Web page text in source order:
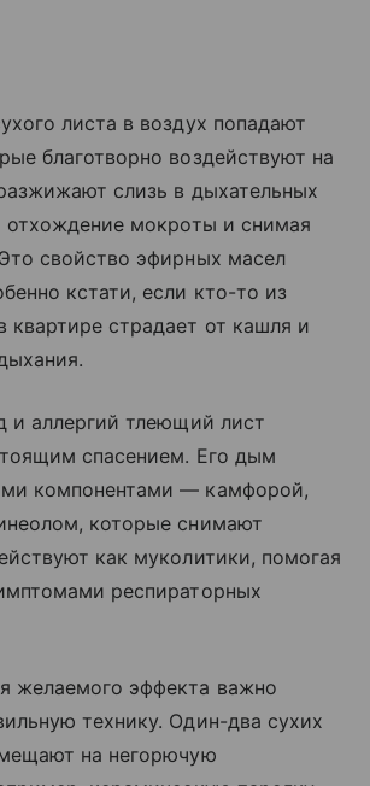
листа в воздух попадают
благотворно воздействуют на
слизь в дыхательных
отхождение мокроты и снимая
свойство эфирных масел
кстати, если кто-то из
страдает от кашля и
и аллергий тлеющий лист
спасением. Его дым
компонентами — камфорой,
которые снимают
как муколитики, помогая
респираторных
желаемого эффекта важно
технику. Один-два сухих
на негорючую